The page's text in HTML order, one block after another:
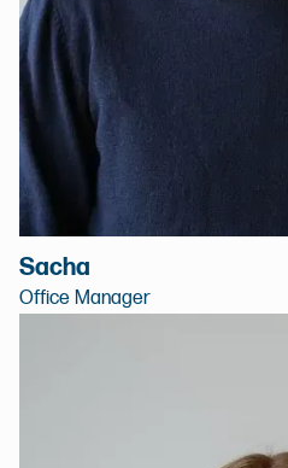
Sacha
Office Manager